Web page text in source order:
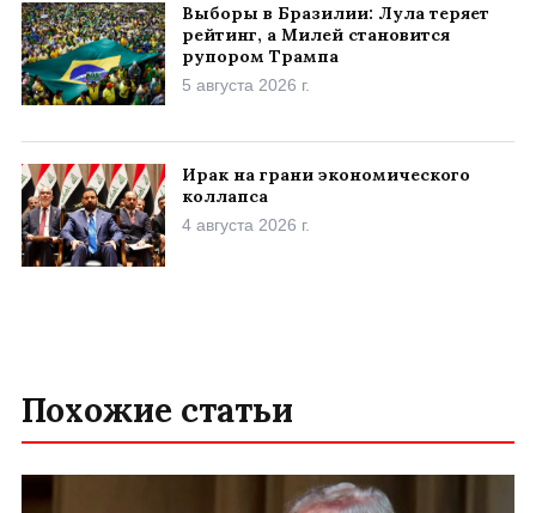
Выборы в Бразилии: Лула теряет
рейтинг, а Милей становится
рупором Трампа
5 августа 2026 г.
Ирак на грани экономического
коллапса
4 августа 2026 г.
Похожие статьи